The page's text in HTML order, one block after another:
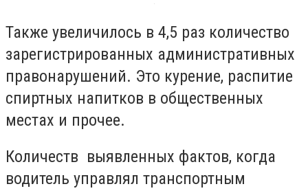
Также увеличилось в 4,5 раз количество
зарегистрированных административных
правонарушений. Это курение, распитие
спиртных напитков в общественных
местах и прочее.
Количеств выявленных фактов, когда
водитель управлял транспортным